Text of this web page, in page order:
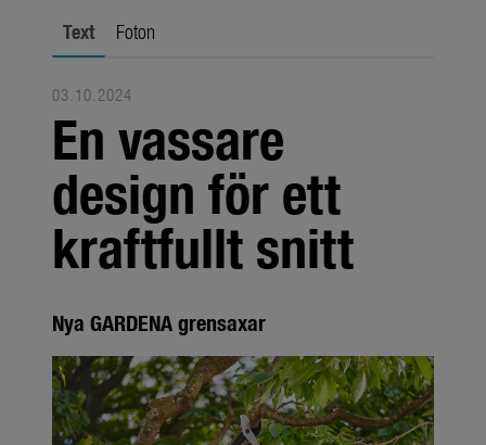
Presskontakt
Text Foton
03.10.2024
En vassare
design för ett
kraftfullt snitt
Nya GARDENA grensaxar